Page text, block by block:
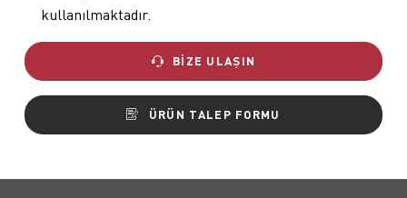
kullanılmaktadır.
BIZE ULAŞIN
ÜRÜN TALEP FORMU